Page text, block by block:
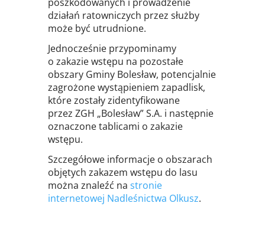
działań ratowniczych przez służby
może być utrudnione.
Jednocześnie przypominamy
o zakazie wstępu na pozostałe
obszary Gminy Bolesław, potencjalnie
zagrożone wystąpieniem zapadlisk,
które zostały zidentyfikowane
przez ZGH „Bolesław” S.A. i następnie
oznaczone tablicami o zakazie
wstępu.
Szczegółowe informacje o obszarach
objętych zakazem wstępu do lasu
można znaleźć na stronie
internetowej Nadleśnictwa Olkusz.